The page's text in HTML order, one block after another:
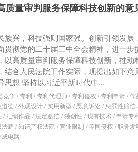
质量审判服务保障科技创新的意
族兴，科技强则国家强。创新引领发展
贯彻党的二十届三中全会精神，进一步
以高质量审判服务保障科技创新，推动
结合人民法院工作实际，现提出如下意
思想 坚持以习近平新时代中...
竞争/专利 /专利代理师/专利侵权 /专利申请/作
德 /外观设计/ 实用新型 /恶意诉讼/惩罚性赔偿
/汇编作品 /法定赔偿/独创性 /现有技术/申请专
庭 /知识产权法院 /竞业限制 /等同侵权 /职务发
成电路